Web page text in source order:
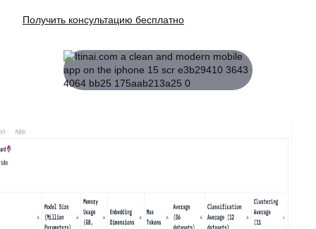
Получить консультацию бесплатно